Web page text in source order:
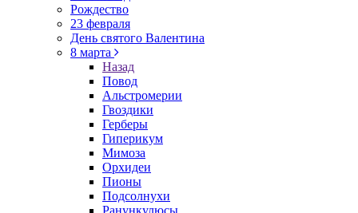
Рождество
23 февраля
День святого Валентина
8 марта
Назад
Повод
Альстромерии
Гвоздики
Герберы
Гиперикум
Мимоза
Орхидеи
Пионы
Подсолнухи
Ранункулюсы